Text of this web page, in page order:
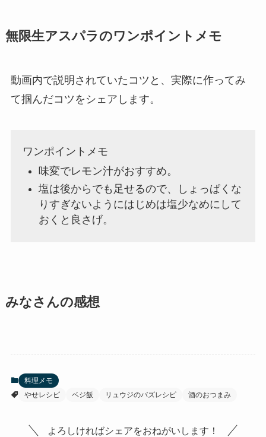
無限生アスパラのワンポイントメモ
動画内で説明されていたコツと、実際に作ってみ
て掴んだコツをシェアします。
ワンポイントメモ
味変でレモン汁がおすすめ。
塩は後からでも足せるので、しょっぱくな
りすぎないようにはじめは塩少なめにして
おくと良さげ。
みなさんの感想
料理メモ
やせレシピ
ベジ飯 リュウジのバズレシピ 酒のおつまみ
よろしければシェアをおねがいします！